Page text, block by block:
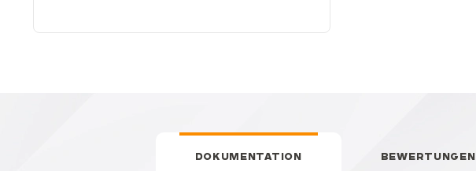
DOKUMENTATION BEWERTUNGEN